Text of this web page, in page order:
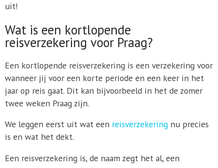
uit!
Wat is een kortlopende
reisverzekering voor Praag?
Een kortlopende reisverzekering is een verzekering voor
wanneer jij voor een korte periode en een keer in het
jaar op reis gaat. Dit kan bijvoorbeeld in het de zomer
twee weken Praag zijn.
We leggen eerst uit wat een reisverzekeringnu precies
is en wat het dekt.
Een reisverzekering is, de naam zegt het al, een